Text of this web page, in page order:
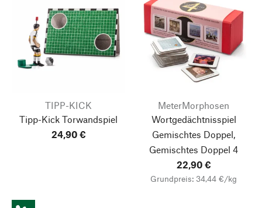
TIPP-KICK
Tipp-Kick Torwandspiel
24,90 €
MeterMorphosen
Wortgedächtnisspiel
Gemischtes Doppel,
Gemischtes Doppel 4
22,90 €
Grundpreis: 34,44 €/kg